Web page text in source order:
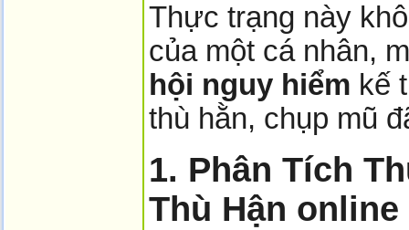
Thực trạng này
của một cá nhân,
hội nguy hiểm kế
thù hằn, chụp mũ
1. Phân Tích
Thù Hận o­nline